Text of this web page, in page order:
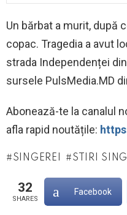
Un bărbat a murit, după
copac. Tragedia a avut
strada Independenței
sursele PulsMedia.MD
Abonează-te la canalul
afla rapid noutățile:
SINGEREI STIRI
32
SHARES
Facebook